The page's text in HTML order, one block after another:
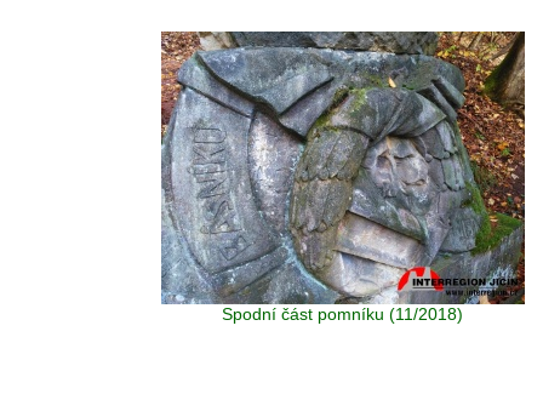
Spodní část pomníku (11/2018)